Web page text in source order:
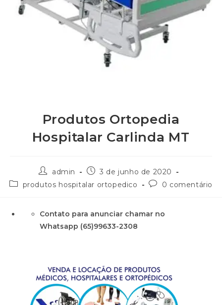
Produtos Ortopedia
Hospitalar Carlinda MT
admin
3 de junho de 2020
produtos hospitalar ortopedico
0 comentário
Contato para anunciar chamar no
Whatsapp (65)99633-2308